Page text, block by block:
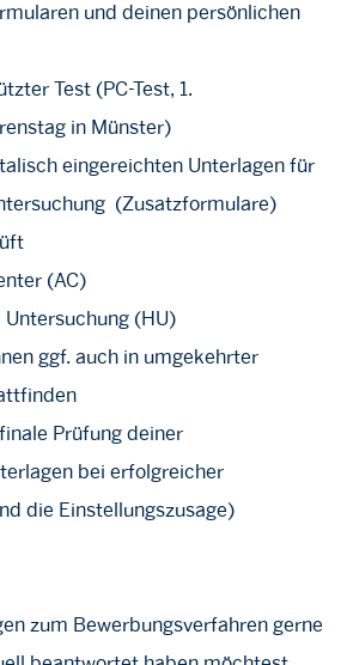
und deinen persönlichen
Test (PC-Test, 1.
in Münster)
eingereichten Unterlagen für
(Zusatzformulare)
(AC)
(HU)
ggf. auch in umgekehrter
Prüfung deiner
bei erfolgreicher
die Einstellungszusage)
zum Bewerbungsverfahren gerne